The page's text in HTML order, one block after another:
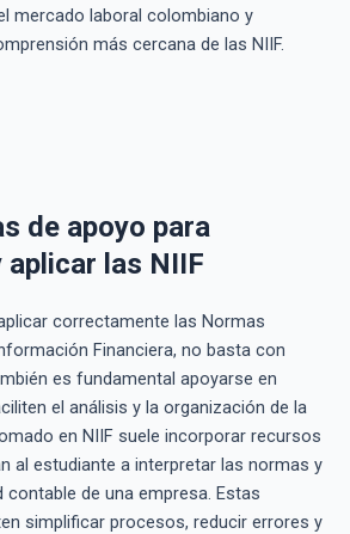
mercado laboral colombiano y
más cercana de las NIIF.
de apoyo para
las NIIF
correctamente las Normas
Financiera, no basta con
es fundamental apoyarse en
el análisis y la organización de la
en NIIF suele incorporar recursos
al estudiante a interpretar las normas y
contable de una empresa. Estas
simplificar procesos, reducir errores y